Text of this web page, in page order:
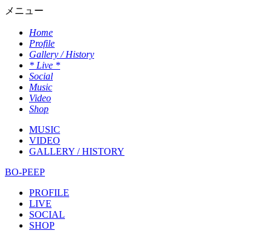
メニュー
Home
Profile
Gallery / History
* Live *
Social
Music
Video
Shop
MUSIC
VIDEO
GALLERY / HISTORY
BO-PEEP
PROFILE
LIVE
SOCIAL
SHOP